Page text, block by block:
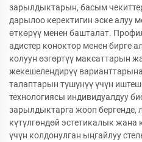
зарылдыктарын, басым
дарылоо керектигин эске алуу
өткөрүү менен башталат.
адистер коноктор менен бирге
колуун өзгөртүү максаттарын
жекешелендирүү
талаптарын түшүнүү үчүн
технологиясы индивидуалдуу
зарылдыктарга жооп бергенде,
күтүлгөндөй эстетикалык жана
үчүн колдонулган ыңгайлуу